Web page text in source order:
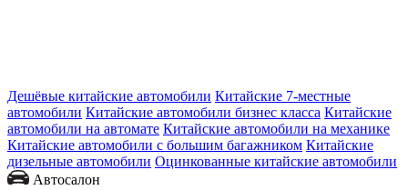
Дешёвые китайские автомобили Китайские 7-местные
автомобили Китайские автомобили бизнес класса Китайские
автомобили на автомате Китайские автомобили на механике
Китайские автомобили с большим багажником Китайские
дизельные автомобили Оцинкованные китайские автомобили
Автосалон